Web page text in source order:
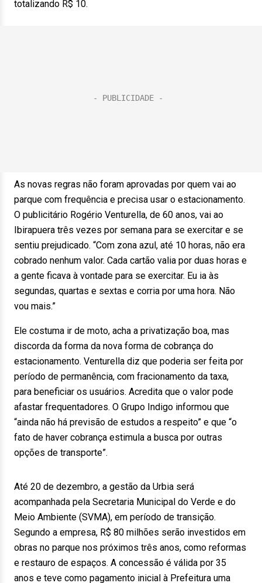
totalizando R$ 10.
As novas regras não foram aprovadas por quem vai ao
parque com frequência e precisa usar o estacionamento.
O publicitário Rogério Venturella, de 60 anos, vai ao
Ibirapuera três vezes por semana para se exercitar e se
sentiu prejudicado. “Com zona azul, até 10 horas, não era
cobrado nenhum valor. Cada cartão valia por duas horas e
a gente ficava à vontade para se exercitar. Eu ia às
segundas, quartas e sextas e corria por uma hora. Não
vou mais.”
Ele costuma ir de moto, acha a privatização boa, mas
discorda da forma da nova forma de cobrança do
estacionamento. Venturella diz que poderia ser feita por
período de permanência, com fracionamento da taxa,
para beneficiar os usuários. Acredita que o valor pode
afastar frequentadores. O Grupo Indigo informou que
“ainda não há previsão de estudos a respeito” e que “o
fato de haver cobrança estimula a busca por outras
opções de transporte”.
Até 20 de dezembro, a gestão da Urbia será
acompanhada pela Secretaria Municipal do Verde e do
Meio Ambiente (SVMA), em período de transição.
Segundo a empresa, R$ 80 milhões serão investidos em
obras no parque nos próximos três anos, como reformas
e restauro de espaços. A concessão é válida por 35
anos e teve como pagamento inicial à Prefeitura uma